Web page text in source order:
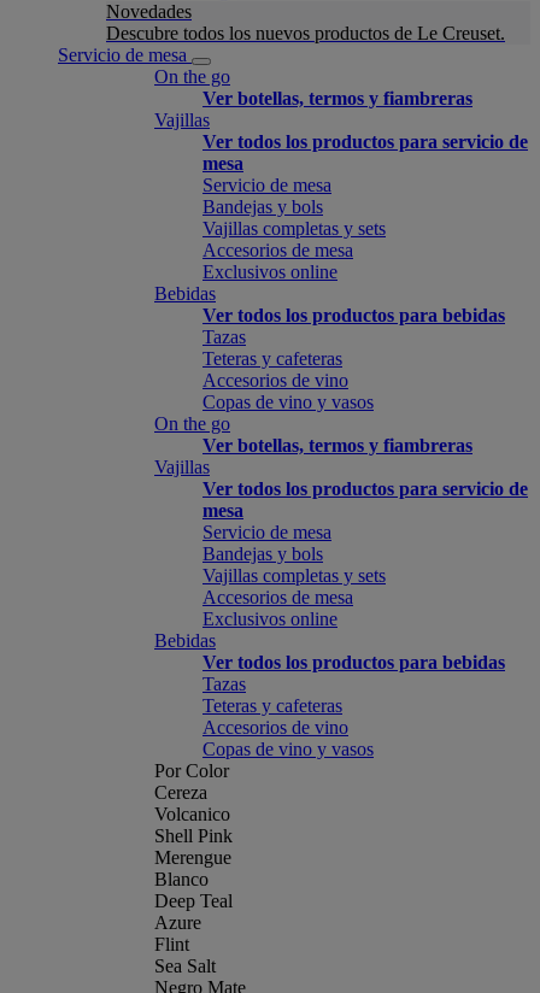
Novedades
Descubre todos los nuevos productos de Le Creuset.
Servicio de mesa
On the go
Ver botellas, termos y fiambreras
Vajillas
Ver todos los productos para servicio de
mesa
Servicio de mesa
Bandejas y bols
Vajillas completas y sets
Accesorios de mesa
Exclusivos online
Bebidas
Ver todos los productos para bebidas
Tazas
Teteras y cafeteras
Accesorios de vino
Copas de vino y vasos
On the go
Ver botellas, termos y fiambreras
Vajillas
Ver todos los productos para servicio de
mesa
Servicio de mesa
Bandejas y bols
Vajillas completas y sets
Accesorios de mesa
Exclusivos online
Bebidas
Ver todos los productos para bebidas
Tazas
Teteras y cafeteras
Accesorios de vino
Copas de vino y vasos
Por Color
Cereza
Volcanico
Shell Pink
Merengue
Blanco
Deep Teal
Azure
Flint
Sea Salt
Negro Mate